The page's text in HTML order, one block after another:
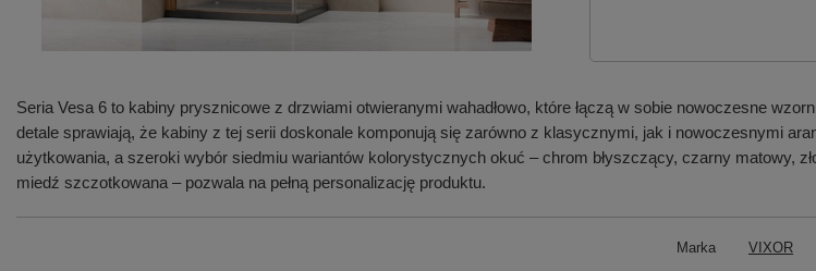
Seria Vesa 6 to kabiny prysznicowe z drzwiami otwieranymi wahadłowo, które łączą w sobie nowoczesne
detale sprawiają, że kabiny z tej serii doskonale komponują się zarówno z klasycznymi, jak i nowoczesnymi
użytkowania, a szeroki wybór siedmiu wariantów kolorystycznych okuć – chrom błyszczący, czarny matowy,
miedź szczotkowana – pozwala na pełną personalizację produktu.
Marka VIXOR